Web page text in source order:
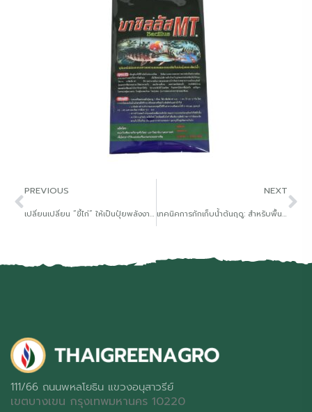
PREVIOUS
เปลี่ยนเปลี่ยน “ขี้ไก่” ให้เป็นปุ๋ยพลังงานสูง ด้วยพลังจาก “ภูไมท์ ซัลเฟต”
NEXT
เทคนิคการกักเก็บน้ำต้นฤดู: สำหรับพื้นที่นอกเขตชลประทาน
111/66 ถนนพหลโยธิน แขวงอนุสาวรีย์
เขตบางเขน กรุงเทพมหานคร 10220